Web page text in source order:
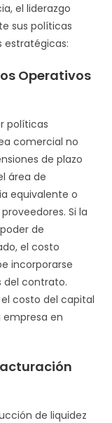
el liderazgo
sus políticas
estratégicas:
Operativos
políticas
comercial no
de plazo
área de
equivalente o
Si la
de
el costo
incorporarse
del contrato.
costo del capital
en
de liquidez